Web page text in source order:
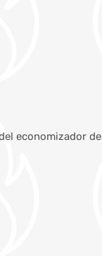
economizador de